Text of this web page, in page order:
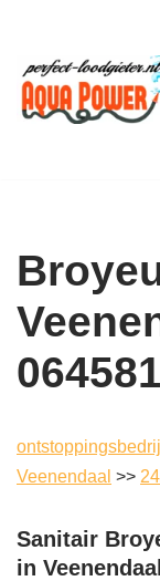
Ga
naar
de
Veenendaal >>
Sanitair
in